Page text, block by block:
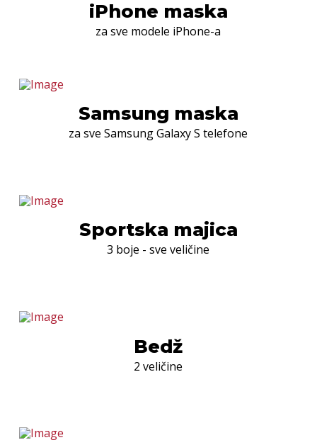
iPhone maska
za sve modele iPhone-a
Samsung maska
za sve Samsung Galaxy S telefone
Sportska majica
3 boje - sve veličine
Bedž
2 veličine